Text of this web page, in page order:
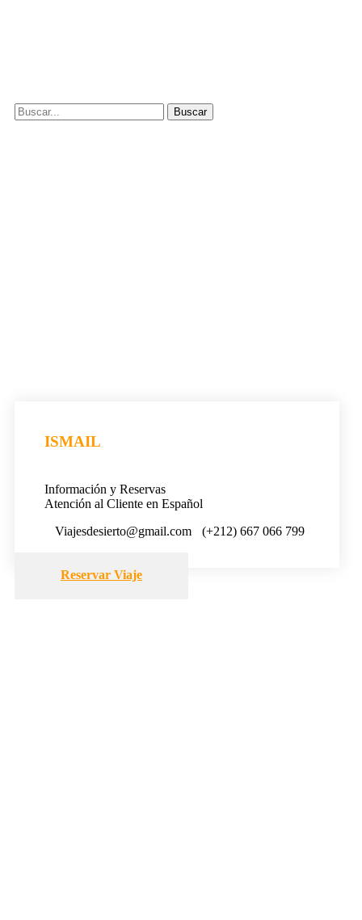
ISMAIL
Información y Reservas
Atención al Cliente en Español
Viajesdesierto@gmail.com
(+212) 667 066 799
Reservar Viaje